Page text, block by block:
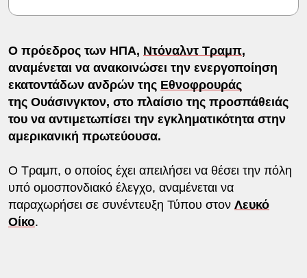
Ο πρόεδρος των ΗΠΑ, Ντόναλντ Τραμπ,
αναμένεται να ανακοινώσει την ενεργοποίηση
εκατοντάδων ανδρών της Εθνοφρουράς
της Ουάσινγκτον, στο πλαίσιο της προσπάθειάς
του να αντιμετωπίσει την εγκληματικότητα στην
αμερικανική πρωτεύουσα.
Ο Τραμπ, ο οποίος έχει απειλήσει να θέσει την πόλη
υπό ομοσπονδιακό έλεγχο, αναμένεται να
παραχωρήσει σε συνέντευξη Τύπου στον Λευκό
Οίκο.